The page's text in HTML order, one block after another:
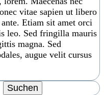
vitae sapien ut libero
Etiam sit amet orci
leo. Sed fringilla mauris
magna. Sed
augue velit cursus
Suchen